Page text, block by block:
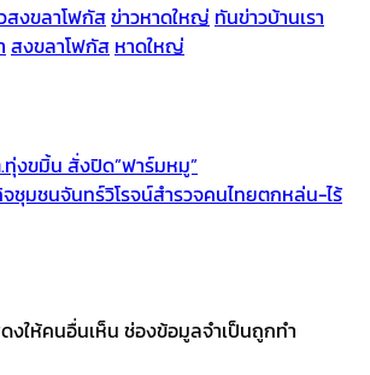
สงขลาโฟกัสข่าวหาดใหญ่ ทันข่าวบ้านเรา
สงขลาโฟกัส หาดใหญ่
งขมิ้น สั่งปิด”ฟาร์มหมู”
ชุมชนจันทร์วิโรจน์สำรวจคนไทยตกหล่น-ไร้
งให้คนอื่นเห็น ช่องข้อมูลจำเป็นถูกทำ